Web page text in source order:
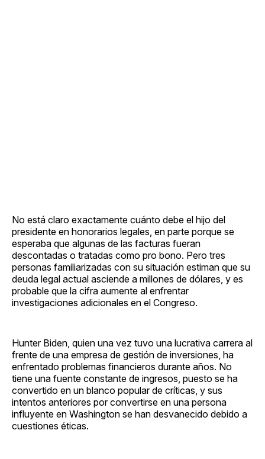
No está claro exactamente cuánto debe el hijo del
presidente en honorarios legales, en parte porque se
esperaba que algunas de las facturas fueran
descontadas o tratadas como pro bono. Pero tres
personas familiarizadas con su situación estiman que su
deuda legal actual asciende a millones de dólares, y es
probable que la cifra aumente al enfrentar
investigaciones adicionales en el Congreso.
Hunter Biden, quien una vez tuvo una lucrativa carrera al
frente de una empresa de gestión de inversiones, ha
enfrentado problemas financieros durante años. No
tiene una fuente constante de ingresos, puesto se ha
convertido en un blanco popular de críticas, y sus
intentos anteriores por convertirse en una persona
influyente en Washington se han desvanecido debido a
cuestiones éticas.